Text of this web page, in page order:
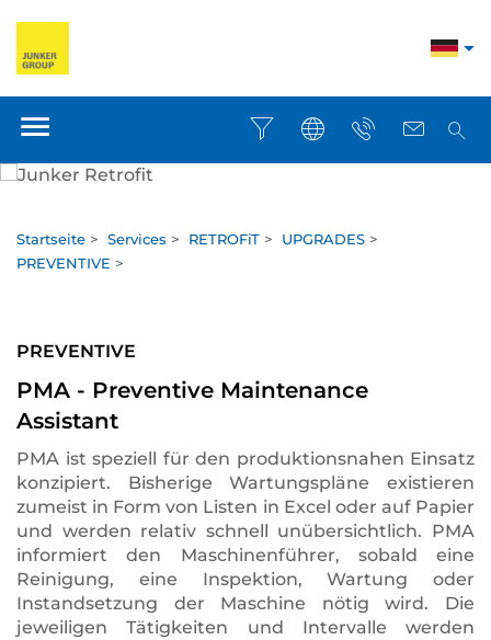
Startseite > Services > RETROFiT > UPGRADES >
PREVENTIVE >
PREVENTIVE
PMA - Preventive Maintenance
Assistant
PMA ist speziell für den produktionsnahen Einsatz
konzipiert. Bisherige Wartungspläne existieren
zumeist in Form von Listen in Excel oder auf Papier
und werden relativ schnell unübersichtlich. PMA
informiert den Maschinenführer, sobald eine
Reinigung, eine Inspektion, Wartung oder
Instandsetzung der Maschine nötig wird. Die
jeweiligen Tätigkeiten und Intervalle werden